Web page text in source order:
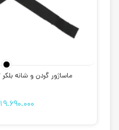
ماساژور گردن و شانه بلکر Belker مدل BL-N02
19.690.000